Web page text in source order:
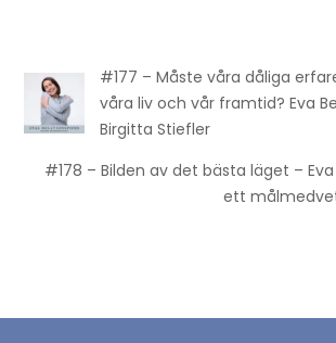
#177 – Måste våra dåliga
våra liv och vår framtid? Eva
Birgitta Stiefler
#178 – Bilden av det bästa läget –
ett